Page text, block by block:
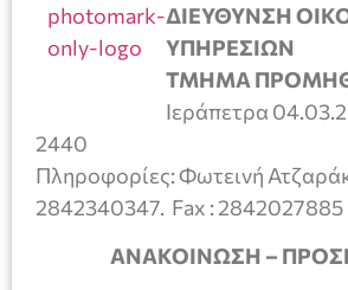
ΔΙΕΥΘΥΝΣΗ
ΥΠΗΡΕΣΙΩΝ
ΤΜΗΜΑ
Ιεράπετρα
2440
Πληροφορίες: Φωτεινή
2842340347. Fax : 2842027885
ΑΝΑΚΟΙΝΩΣΗ –